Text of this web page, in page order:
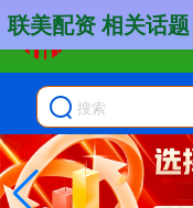
联美配资 相关话题